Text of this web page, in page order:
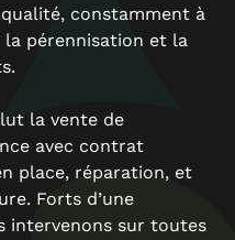
constamment à
la pérennisation et la
la vente de
avec contrat
place, réparation, et
Forts d’une
intervenons sur toutes